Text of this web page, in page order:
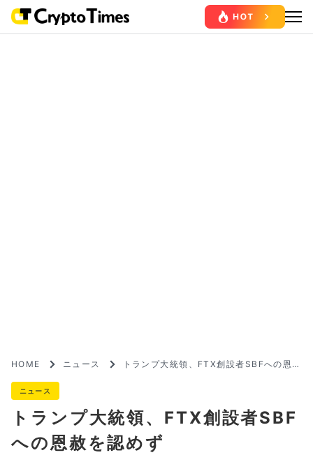
HOME ニュース
トランプ大統領、FTX創設者SBFへの恩赦
ニュース
トランプ大統領、FTX創設者SBF
への恩赦を認めず